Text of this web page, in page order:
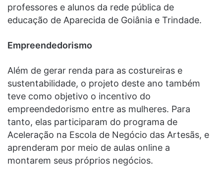
professores e alunos da rede pública de
educação de Aparecida de Goiânia e Trindade.
Empreendedorismo
Além de gerar renda para as costureiras e
sustentabilidade, o projeto deste ano também
teve como objetivo o incentivo do
empreendedorismo entre as mulheres. Para
tanto, elas participaram do programa de
Aceleração na Escola de Negócio das Artesãs, e
aprenderam por meio de aulas online a
montarem seus próprios negócios.